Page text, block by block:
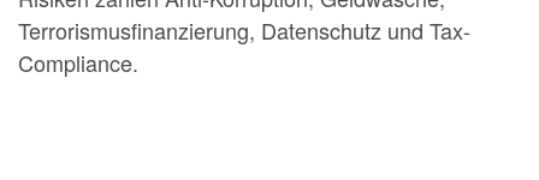
Terrorismusfinanzierung, Datenschutz und Tax-
Compliance.